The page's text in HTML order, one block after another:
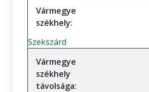
Vármegye
székhely:
Szekszárd
Vármegye
székhely
távolsága: